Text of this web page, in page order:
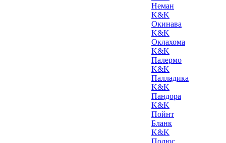
Неман
K&K
Окинава
K&K
Оклахома
K&K
Палермо
K&K
Палладика
K&K
Пандора
K&K
Пойнт
Бланк
K&K
Полюс